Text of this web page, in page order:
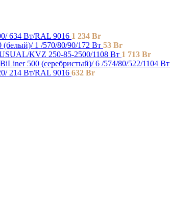
634 Bт/RAL 9016 1 234 Br
(белый)/ 1 /570/80/90/172 Вт 53 Br
KVZ 250-85-2500/1108 Вт 1 713 Br
500 (серебристый)/ 6 /574/80/522/1104 Вт
214 Bт/RAL 9016 632 Br